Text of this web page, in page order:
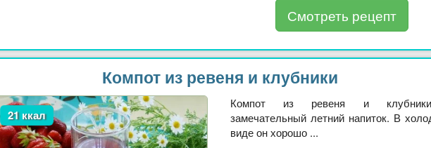
Смотреть рецепт
Компот из ревеня и клубники
21 ккал
Компот из ревеня и
замечательный летний напиток. В
виде он хорошо ...